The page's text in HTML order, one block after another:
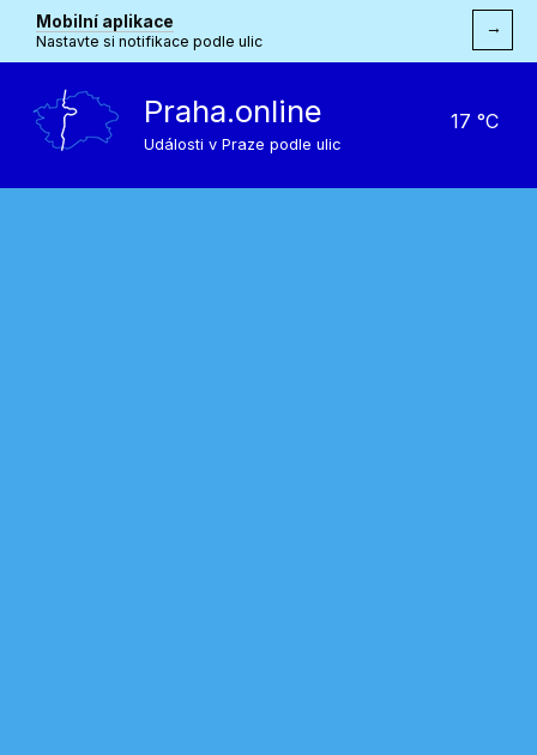
Mobilní aplikace
Nastavte si notifikace podle ulic
→
Praha.online
Události v Praze podle ulic
17 °C